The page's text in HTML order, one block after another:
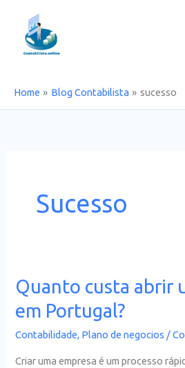
content
Home Blog Contabilista sucesso
Sucesso
Quanto custa abrir
em Portugal?
Contabilidade, Plano de negocios /
Criar uma empresa é um processo
Quanto
abrir
uma
empresa